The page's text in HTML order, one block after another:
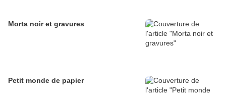
Morta noir et gravures
Petit monde de papier